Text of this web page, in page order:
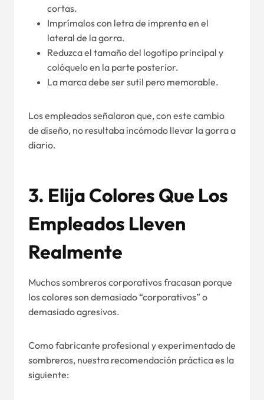
cortas.
Imprímalos con letra de imprenta en el
lateral de la gorra.
Reduzca el tamaño del logotipo principal y
colóquelo en la parte posterior.
La marca debe ser sutil pero memorable.
Los empleados señalaron que, con este cambio
de diseño, no resultaba incómodo llevar la gorra a
diario.
3. Elija Colores Que Los
Empleados Lleven
Realmente
Muchos sombreros corporativos fracasan porque
los colores son demasiado “corporativos” o
demasiado agresivos.
Como fabricante profesional y experimentado de
sombreros, nuestra recomendación práctica es la
siguiente: